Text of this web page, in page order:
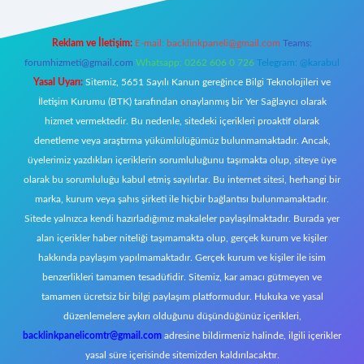
Reklam ve İletişim: E-mail: backlinkpaneli@gmail.com Teams:
forumhizmeti@gmail.com Whatsapp: 0262 606 0 726 Telegram: @karabul
Yasal Uyarı: Sitemiz, 5651 Sayılı Kanun gereğince Bilgi Teknolojileri ve
İletişim Kurumu (BTK) tarafından onaylanmış bir Yer Sağlayıcı olarak
hizmet vermektedir. Bu nedenle, sitedeki içerikleri proaktif olarak
denetleme veya araştırma yükümlülüğümüz bulunmamaktadır. Ancak,
üyelerimiz yazdıkları içeriklerin sorumluluğunu taşımakta olup, siteye üye
olarak bu sorumluluğu kabul etmiş sayılırlar. Bu internet sitesi, herhangi bir
marka, kurum veya şahıs şirketi ile hiçbir bağlantısı bulunmamaktadır.
Sitede yalnızca kendi hazırladığımız makaleler paylaşılmaktadır. Burada yer
alan içerikler haber niteliği taşımamakta olup, gerçek kurum ve kişiler
hakkında paylaşım yapılmamaktadır. Gerçek kurum ve kişiler ile isim
benzerlikleri tamamen tesadüfidir. Sitemiz, kar amacı gütmeyen ve
tamamen ücretsiz bir bilgi paylaşım platformudur. Hukuka ve yasal
düzenlemelere aykırı olduğunu düşündüğünüz içerikleri,
backlinkpanelicomtr@gmail.com adresine bildirmeniz halinde, ilgili içerikler
yasal süre içerisinde sitemizden kaldırılacaktır.